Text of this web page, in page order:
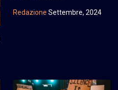
Redazione Settembre, 2024